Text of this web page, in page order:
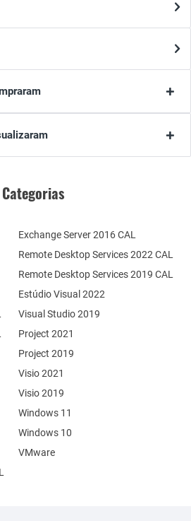
Categorias
Remote Desktop Services 2022 CAL
Remote Desktop Services 2019 CAL
Exchange Server 2016 CAL
Estúdio Visual 2022
Visual Studio 2019
Project 2021
Project 2019
Visio 2021
Visio 2019
Windows 11
Windows 10
VMware